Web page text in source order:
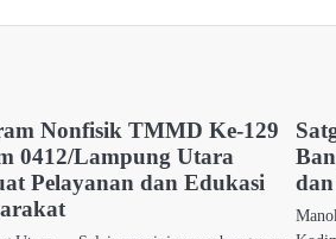
Nonfisik TMMD Ke-129
0412/Lampung Utara
Pelayanan dan Edukasi